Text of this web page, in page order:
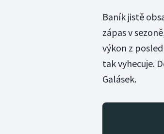
Baník jistě
zápas v
výkon z
tak vyhecuje.
Galásek.